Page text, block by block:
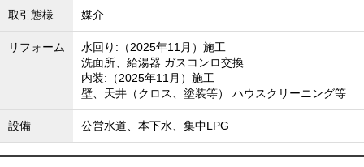
取引態様 媒介
リフォーム
水回り:（2025年11月）施工
洗面所、給湯器 ガスコンロ交換
内装:（2025年11月）施工
壁、天井（クロス、塗装等） ハウスクリーニング等
設備 公営水道、本下水、集中LPG